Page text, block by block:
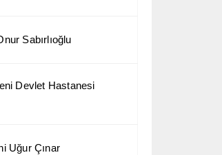
Sabırlıoğlu
Devlet Hastanesi
Uğur Çınar